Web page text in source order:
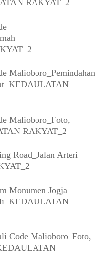
RAKYAT_2
Malioboro_Pemindahan
Malioboro_Foto,
RAKYAT_2
Road_Jalan Arteri
Monumen Jogja
Code Malioboro_Foto,